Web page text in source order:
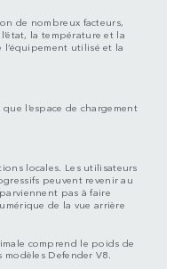
de nombreux facteurs,
la température et la
utilisé et la
l’espace de chargement
locales. Les utilisateurs
peuvent revenir au
pas à faire
de la vue arrière
comprend le poids de
Defender V8.